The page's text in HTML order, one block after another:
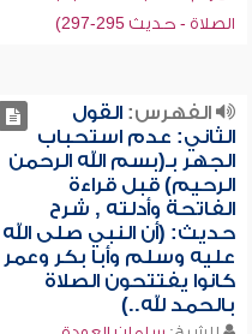
الصلاة - حديث 295-297)
الفهرس:القول
الثاني: عدم استحباب
الجهر بـ(بسم الله الرحمن
الرحيم) قبل قراءة
الفاتحة وأدلته , شرح
حديث: (أن النبي صلى الله
عليه وسلم وأبا بكر وعمر
كانوا يفتتحون الصلاة
بالحمد لله..)